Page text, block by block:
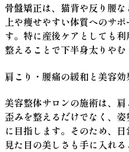
骨盤矯正は、猫背や反り腰
上や痩せやすい体質へのサ
す。特に産後ケアとしても
整えることで下半身太りやむ
肩こり・腰痛の緩和と美容効
美容整体サロンの施術は、
歪みを整えるだけでなく、
に目指します。そのため、日
見た目の美しさも手に入れる